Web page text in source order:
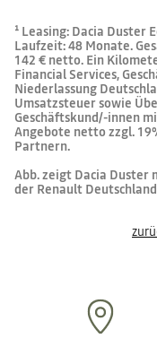
¹ Leasing: Dacia Duster
Laufzeit: 48 Monate.
142 € netto. Ein
Financial Services,
Niederlassung
Umsatzsteuer sowie
Geschäftskund/-innen
Angebote netto zzgl.
Partnern.
Abb. zeigt Dacia Duster
der Renault